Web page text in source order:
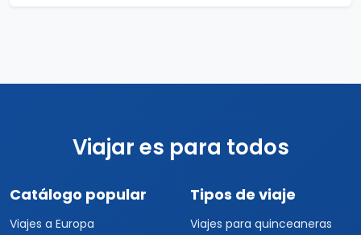
Viajar es para todos
Catálogo popular
Viajes a Europa
Tipos de viaje
Viajes para quinceaneras